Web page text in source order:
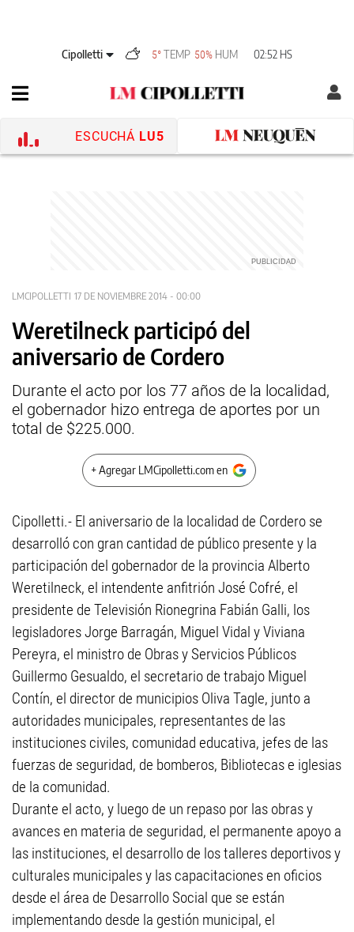
Cipolletti 5° TEMP 50% HUM 02:52 HS
ESCUCHÁ LU5
LMCIPOLLETTI 17 DE NOVIEMBRE 2014 - 00:00
Weretilneck participó del
aniversario de Cordero
Durante el acto por los 77 años de la localidad,
el gobernador hizo entrega de aportes por un
total de $225.000.
+ Agregar LMCipolletti.com en
Cipolletti.- El aniversario de la localidad de Cordero se
desarrolló con gran cantidad de público presente y la
participación del gobernador de la provincia Alberto
Weretilneck, el intendente anfitrión José Cofré, el
presidente de Televisión Rionegrina Fabián Galli, los
legisladores Jorge Barragán, Miguel Vidal y Viviana
Pereyra, el ministro de Obras y Servicios Públicos
Guillermo Gesualdo, el secretario de trabajo Miguel
Contín, el director de municipios Oliva Tagle, junto a
autoridades municipales, representantes de las
instituciones civiles, comunidad educativa, jefes de las
fuerzas de seguridad, de bomberos, Bibliotecas e iglesias
de la comunidad.
Durante el acto, y luego de un repaso por las obras y
avances en materia de seguridad, el permanente apoyo a
las instituciones, el desarrollo de los talleres deportivos y
culturales municipales y las capacitaciones en oficios
desde el área de Desarrollo Social que se están
implementando desde la gestión municipal, el